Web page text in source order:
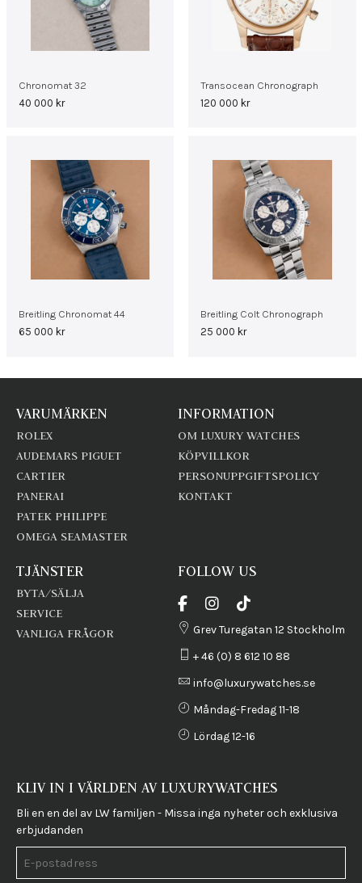
Chronomat 32
40 000 kr
Transocean Chronograph
120 000 kr
Breitling Chronomat 44
65 000 kr
Breitling Colt Chronograph
25 000 kr
VARUMÄRKEN
ROLEX
AUDEMARS PIGUET
CARTIER
PANERAI
PATEK PHILIPPE
OMEGA SEAMASTER
INFORMATION
OM LUXURY WATCHES
KÖPVILLKOR
PERSONUPPGIFTSPOLICY
KONTAKT
TJÄNSTER
BYTA/SÄLJA
SERVICE
VANLIGA FRÅGOR
FOLLOW US
Grev Turegatan 12 Stockholm
+ 46 (0) 8 612 10 88
info@luxurywatches.se
Måndag-Fredag 11-18
Lördag 12-16
KLIV IN I VÄRLDEN AV LUXURYWATCHES
Bli en en del av LW familjen - Missa inga nyheter och exklusiva
erbjudanden